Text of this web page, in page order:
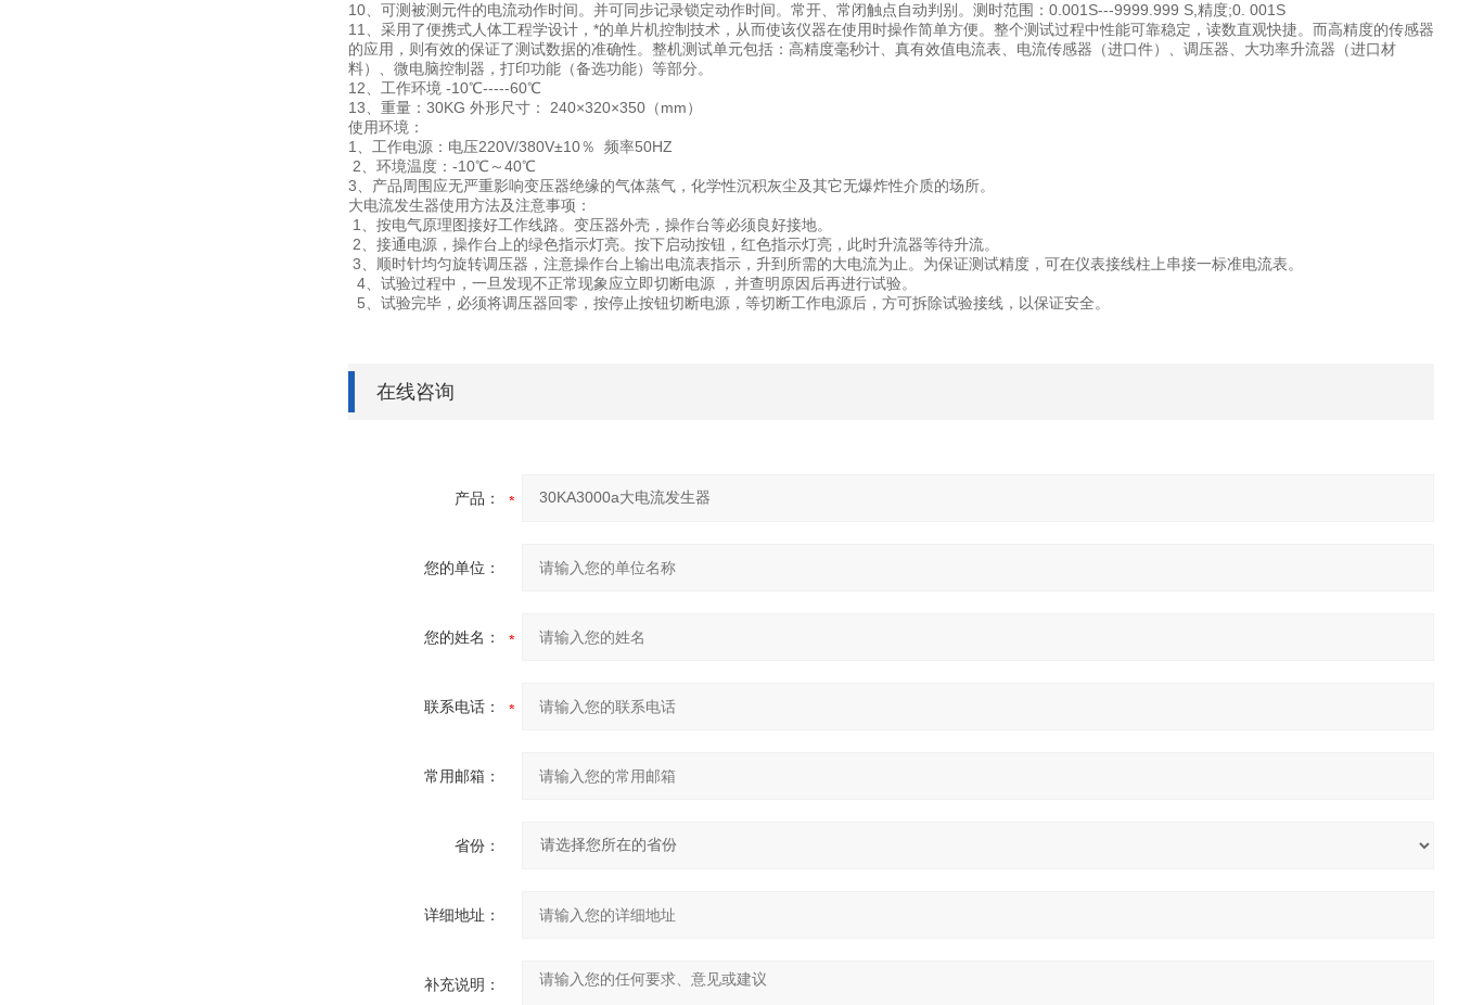
10、可测被测元件的电流动作时间。并可同步记录锁定动作时间。常开、常闭触点自动判别。测时范围：0.001S---9999.999 S,精度;0. 001S
11、采用了便携式人体工程学设计，*的单片机控制技术，从而使该仪器在使用时操作简单方便。整个测试过程中性能可靠稳定，读数直观快捷。而高精度的传感器
的应用，则有效的保证了测试数据的准确性。整机测试单元包括：高精度毫秒计、真有效值电流表、电流传感器（进口件）、调压器、大功率升流器（进口材
料）、微电脑控制器，打印功能（备选功能）等部分。
12、工作环境 -10℃-----60℃
13、重量：30KG 外形尺寸： 240×320×350（mm）
使用环境：
1、工作电源：电压220V/380V±10％ 频率50HZ
2、环境温度：-10℃～40℃
3、产品周围应无严重影响变压器绝缘的气体蒸气，化学性沉积灰尘及其它无爆炸性介质的场所。
大电流发生器使用方法及注意事项：
1、按电气原理图接好工作线路。变压器外壳，操作台等必须良好接地。
2、接通电源，操作台上的绿色指示灯亮。按下启动按钮，红色指示灯亮，此时升流器等待升流。
3、顺时针均匀旋转调压器，注意操作台上输出电流表指示，升到所需的大电流为止。为保证测试精度，可在仪表接线柱上串接一标准电流表。
4、试验过程中，一旦发现不正常现象应立即切断电源 ，并查明原因后再进行试验。
5、试验完毕，必须将调压器回零，按停止按钮切断电源，等切断工作电源后，方可拆除试验接线，以保证安全。
在线咨询
产品：
您的单位：
您的姓名：
联系电话：
常用邮箱：
省份：
详细地址：
补充说明：